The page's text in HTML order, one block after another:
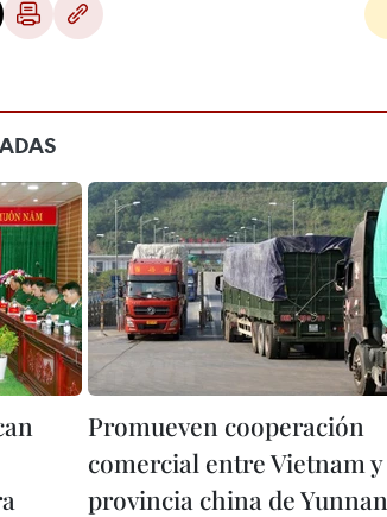
Promueven cooperación
comercial entre Vietnam y
provincia china de Yunnan